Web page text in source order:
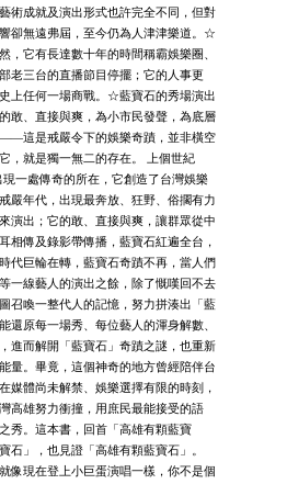
術成就及演出形式也許完全不同，但對
卻無遠弗屆，至今仍為人津津樂道。☆
，它有長達數十年的時間稱霸娛樂圈、
老三台的直播節目停擺；它的人事更
上任何一場商戰。☆藍寶石的秀場演出
敢、直接與爽，為小市民發聲，為底層
這是戒嚴令下的娛樂奇蹟，並非橫空
，就是獨一無二的存在。 上個世紀
一處傳奇的所在，它創造了台灣娛樂
嚴年代，出現最奔放、狂野、俗擱有力
演出；它的敢、直接與爽，讓群眾從中
相傳及錄影帶傳播，藍寶石紅遍全台，
代巨輪在轉，藍寶石奇蹟不再，當人們
一線藝人的演出之餘，除了慨嘆回不去
召喚一整代人的記憶，努力拼湊出「藍
還原每一場秀、每位藝人的渾身解數、
進而解開「藍寶石」奇蹟之謎，也重新
量。畢竟，這個神奇的地方曾經陪伴台
媒體尚未解禁、娛樂選擇有限的時刻，
高雄努力衝撞，用庶民最能接受的語
秀。這本書，回首「高雄有顆藍寶
石」，也見證「高雄有顆藍寶石」。
像現在登上小巨蛋演唱一樣，你不是個